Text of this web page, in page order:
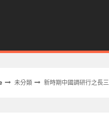
未分類 新時期中國調研行之長